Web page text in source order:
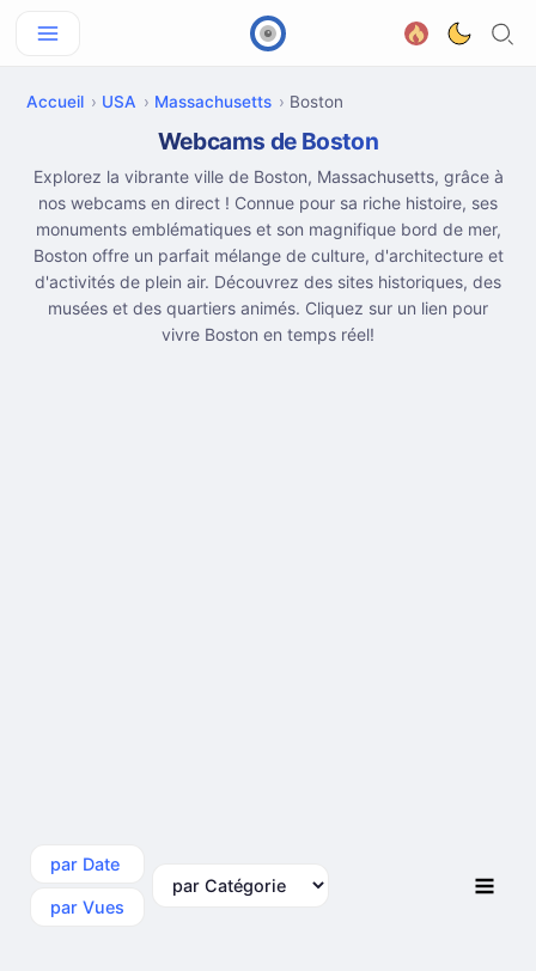
Accueil USA Massachusetts Boston
Webcams de Boston
Explorez la vibrante ville de Boston, Massachusetts, grâce à
nos webcams en direct ! Connue pour sa riche histoire, ses
monuments emblématiques et son magnifique bord de mer,
Boston offre un parfait mélange de culture, d'architecture et
d'activités de plein air. Découvrez des sites historiques, des
musées et des quartiers animés. Cliquez sur un lien pour
vivre Boston en temps réel!
par Date
par Vues